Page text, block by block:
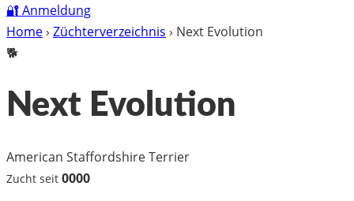
🔐Anmeldung
Home› Züchterverzeichnis › Next Evolution
🐕
Next Evolution
American Staffordshire Terrier
Zucht seit 0000